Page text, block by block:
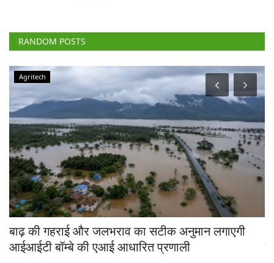
RANDOM POSTS
Agritech
बाढ़ की गहराई और जलभराव का सटीक अनुमान लगाएगी
आईआईटी बॉम्बे की एआई आधारित प्रणाली